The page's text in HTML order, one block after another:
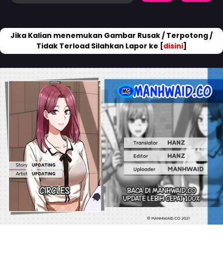
Jika Kalian menemukan Gambar Rusak / Terpotong /
Tidak Terload Silahkan Lapor ke [disini]